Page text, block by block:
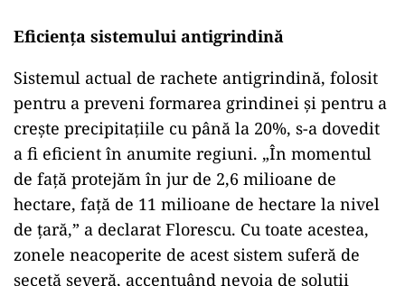
Eficiența sistemului antigrindină
Sistemul actual de rachete antigrindină, folosit
pentru a preveni formarea grindinei și pentru a
crește precipitațiile cu până la 20%, s-a dovedit
a fi eficient în anumite regiuni. „În momentul
de față protejăm în jur de 2,6 milioane de
hectare, față de 11 milioane de hectare la nivel
de țară,” a declarat Florescu. Cu toate acestea,
zonele neacoperite de acest sistem suferă de
secetă severă, accentuând nevoia de soluții